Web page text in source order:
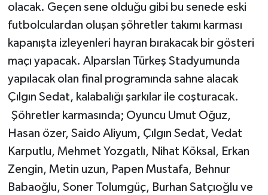
olacak. Geçen sene olduğu gibi bu senede eski
futbolculardan oluşan şöhretler takımı karması
kapanışta izleyenleri hayran bırakacak bir gösteri
maçı yapacak. Alparslan Türkeş Stadyumunda
yapılacak olan final programında sahne alacak
Çılgın Sedat, kalabalığı şarkılar ile coşturacak.
Şöhretler karmasında; Oyuncu Umut Oğuz,
Hasan özer, Saido Aliyum, Çılgın Sedat, Vedat
Karputlu, Mehmet Yozgatlı, Nihat Köksal, Erkan
Zengin, Metin uzun, Papen Mustafa, Behnur
Babaoğlu, Soner Tolumgüç, Burhan Satçıoğlu ve